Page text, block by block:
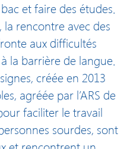
et faire des études.
rencontre avec des
aux difficultés
la barrière de langue.
créée en 2013
agréée par l’ARS de
faciliter le travail
sourdes, sont